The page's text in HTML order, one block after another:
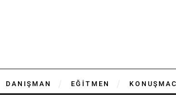
DANIŞMAN EĞİTMEN